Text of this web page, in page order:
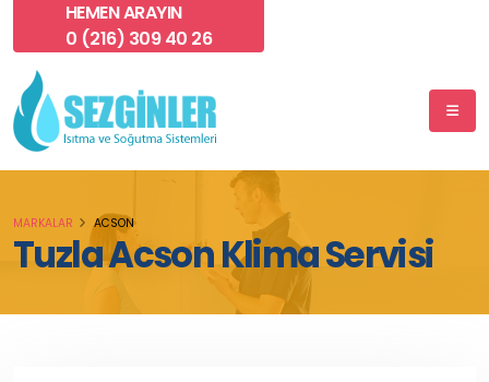
HEMEN ARAYIN
0 (216) 309 40 26
Tuzla Acson Klima Servisi
MARKALAR ACSON